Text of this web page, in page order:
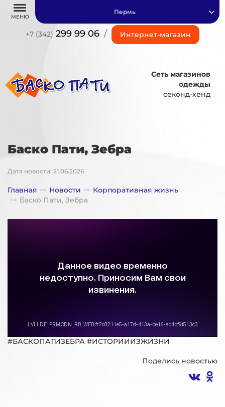
МЕНЮ
+7 (342) 299 99 06 / Интернет-магазин
Пермь
Сеть магазинов
одежды
секонд-хенд
Баско Пати, Зебра
Дата новости: 21.06.2026
Главная Новости
Корпоративная жизнь
Баско Пати, Зебра
#БАСКОПАТИЗЕБРА #ИСТОРИИИЗЖИЗНИ
Поделись новостью